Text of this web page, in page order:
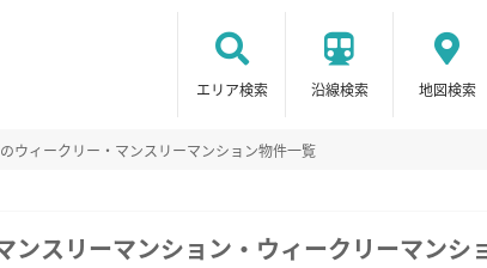
エリア検索 沿線検索 地図検索
ウィークリー・マンスリーマンション物件一覧
ンスリーマンション・ウィークリーマンシ